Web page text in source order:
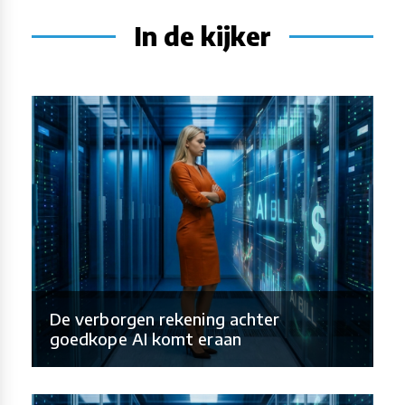
In de kijker
De verborgen rekening achter
goedkope AI komt eraan